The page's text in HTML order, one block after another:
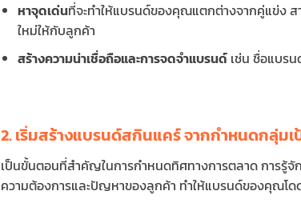
หาจุดเด่นที่จะทำให้แบรนด์ของคุณแตกต่างจากคู่แข่ง
ใหม่ให้กับลูกค้า
สร้างความน่าเชื่อถือและการจดจำแบรนด์เช่น ชื่อแบร
2. เริ่มสร้างแบรนด์สกินแคร์ จากกำหนดกลุ่ม
เป็นขั้นตอนที่สำคัญในการกำหนดทิศทางการตลาด การรู้
ความต้องการและปัญหาของลูกค้า ทำให้แบรนด์ของคุณโ